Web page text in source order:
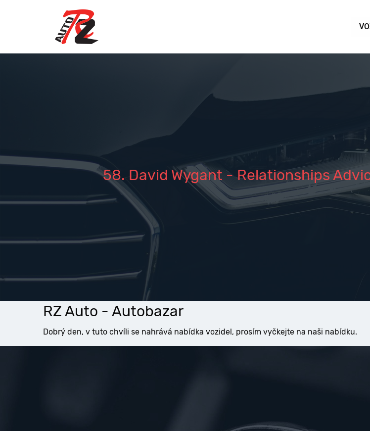
58. David Wygant - Relationships
RZ Auto - Autobazar
Dobrý den, v tuto chvíli se nahrává nabídka vozidel, prosím vyčkejte na naši nabídku.